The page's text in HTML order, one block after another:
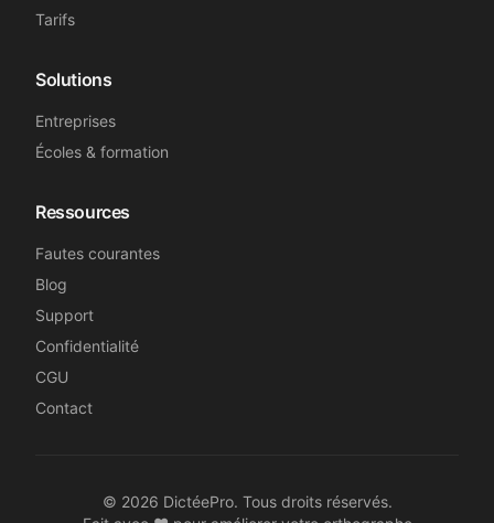
Secrétaire médicale
Tarifs
Solutions
Entreprises
Écoles & formation
Ressources
Fautes courantes
Blog
Support
Confidentialité
CGU
Contact
© 2026 DictéePro. Tous droits réservés.